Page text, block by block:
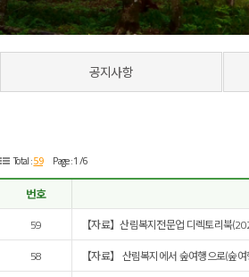
공지사항
Total :59 Page : 1 /6
번호
59
【자료】산림복지전문업 디렉토리북
58
【자료】 산림복지에서 숲여행으로(숲